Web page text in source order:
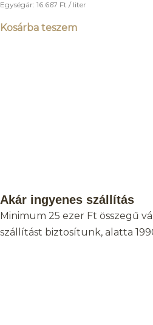
Egységár: 16.667 Ft / liter
Kosárba teszem
Akár ingyenes szállítás
Minimum 25 ezer Ft összegű
szállítást biztosítunk, alatta